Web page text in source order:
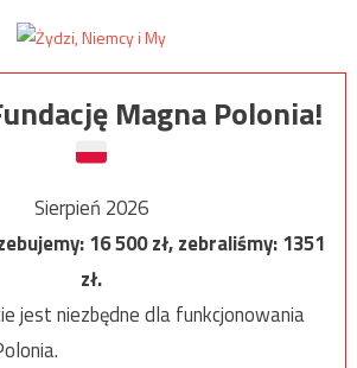
Magna Polonia!
Sierpień 2026
16 500zł, zebraliśmy:1351
zł.
jest niezbędne dla funkcjonowania